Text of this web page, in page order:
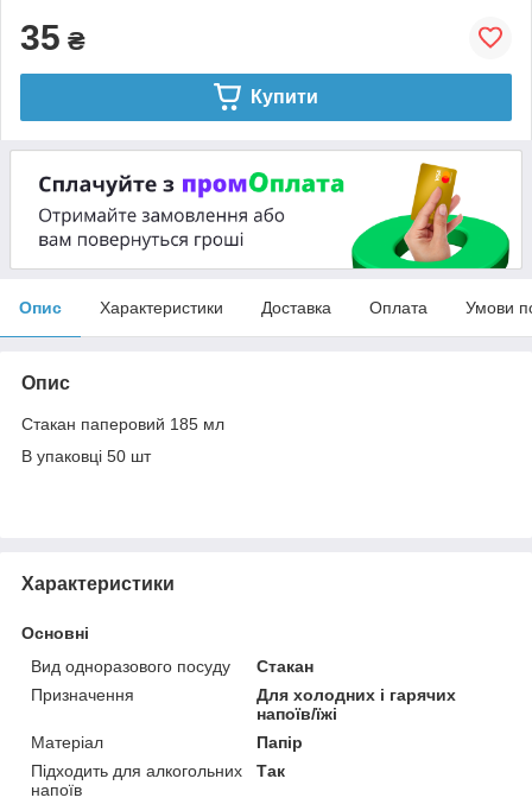
35 ₴
Купити
Опис Характеристики Доставка Оплата Умови
Опис
Стакан паперовий 185 мл
В упаковці 50 шт
Характеристики
Основні
Вид одноразового посуду
Стакан
Призначення
Для холодних і гарячих
напоїв/їжі
Матеріал
Папір
Підходить для алкогольних
напоїв
Так